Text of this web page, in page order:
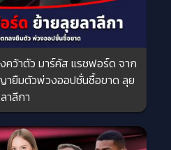
คว้าตัว มาร์คัส แรชฟอร์ด จาก
ยืมตัวพ่วงออปชั่นซื้อขาด ลุย
ลาลีกา